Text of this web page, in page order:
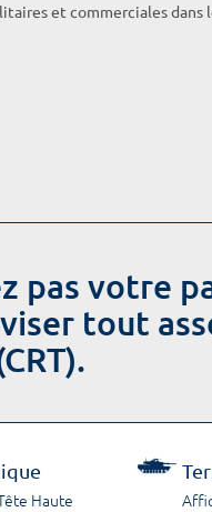
et commerciales
pas votre
tout
Haute